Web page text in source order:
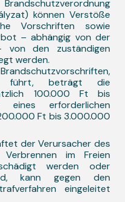
können Verstöße
Vorschriften sowie
– abhängig von der
von den zuständigen
werden.
beträgt die
100.000 Ft bis
erforderlichen
Ft bis 3.000.000
der Verursacher des
im Freien
werden oder
kann gegen den
eingeleitet